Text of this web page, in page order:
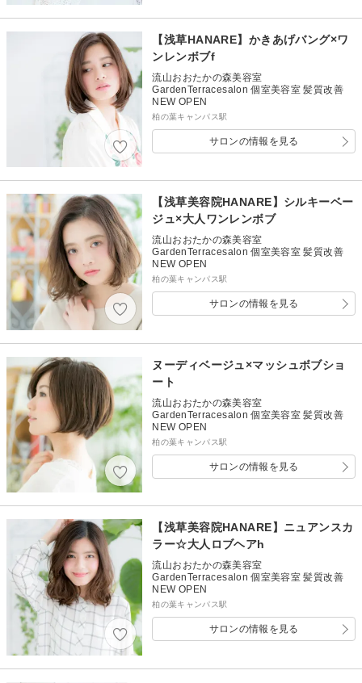
【浅草HANARE】かきあげバング×ワ
ンレンボブf
流山おおたかの森美容室
GardenTerracesalon 個室美容室 髪質改善
NEW OPEN
柏の葉キャンパス駅
サロンの情報を見る
【浅草美容院HANARE】シルキーベー
ジュ×大人ワンレンボブ
流山おおたかの森美容室
GardenTerracesalon 個室美容室 髪質改善
NEW OPEN
柏の葉キャンパス駅
サロンの情報を見る
ヌーディベージュ×マッシュボブショ
ート
流山おおたかの森美容室
GardenTerracesalon 個室美容室 髪質改善
NEW OPEN
柏の葉キャンパス駅
サロンの情報を見る
【浅草美容院HANARE】ニュアンスカ
ラー☆大人ロブヘアh
流山おおたかの森美容室
GardenTerracesalon 個室美容室 髪質改善
NEW OPEN
柏の葉キャンパス駅
サロンの情報を見る